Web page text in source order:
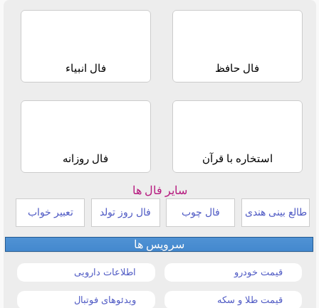
فال حافظ فال انبیاء
استخاره با قرآن فال روزانه
سایر فال ها
طالع بینی هندی فال چوب فال روز تولد تعبیر خواب
سرویس ها
قیمت خودرو اطلاعات دارویی
قیمت طلا و سکه ویدئوهای فوتبال